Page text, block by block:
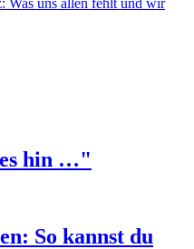
Was uns allen fehlt und wir
hin …"
So kannst du